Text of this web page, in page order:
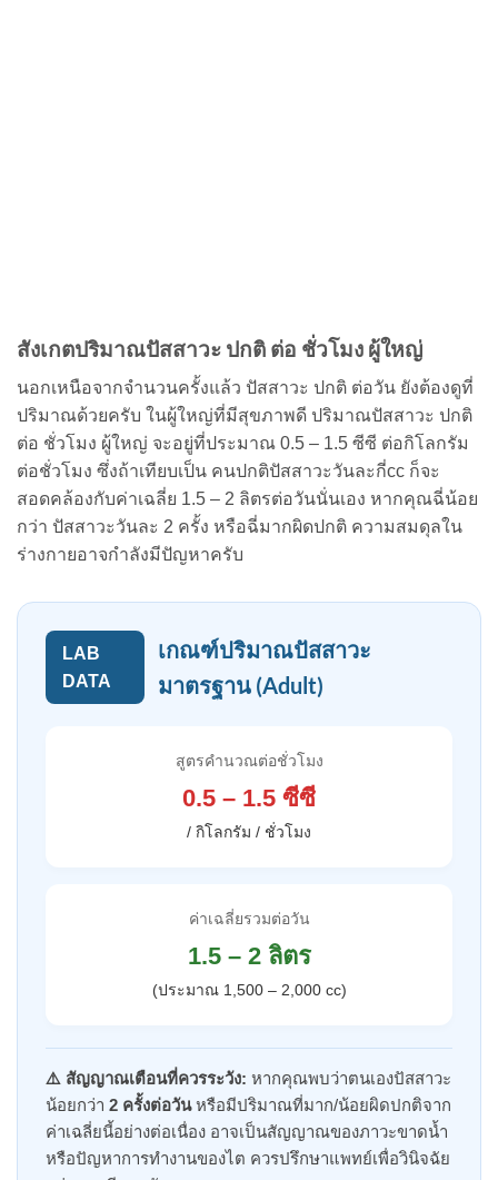
สังเกตปริมาณปัสสาวะ ปกติ ต่อ ชั่วโมง ผู้ใหญ่
นอกเหนือจากจำนวนครั้งแล้ว ปัสสาวะ ปกติ ต่อวัน ยังต้องดูที่
ปริมาณด้วยครับ ในผู้ใหญ่ที่มีสุขภาพดี ปริมาณปัสสาวะ ปกติ
ต่อ ชั่วโมง ผู้ใหญ่ จะอยู่ที่ประมาณ 0.5 – 1.5 ซีซี ต่อกิโลกรัม
ต่อชั่วโมง ซึ่งถ้าเทียบเป็น คนปกติปัสสาวะวันละกี่cc ก็จะ
สอดคล้องกับค่าเฉลี่ย 1.5 – 2 ลิตรต่อวันนั่นเอง หากคุณฉี่น้อย
กว่า ปัสสาวะวันละ 2 ครั้ง หรือฉี่มากผิดปกติ ความสมดุลใน
ร่างกายอาจกำลังมีปัญหาครับ
LAB
DATA
เกณฑ์ปริมาณปัสสาวะ
มาตรฐาน (Adult)
สูตรคำนวณต่อชั่วโมง
0.5 – 1.5 ซีซี
/ กิโลกรัม / ชั่วโมง
ค่าเฉลี่ยรวมต่อวัน
1.5 – 2 ลิตร
(ประมาณ 1,500 – 2,000 cc)
⚠️ สัญญาณเตือนที่ควรระวัง: หากคุณพบว่าตนเองปัสสาวะ
น้อยกว่า 2 ครั้งต่อวันหรือมีปริมาณที่มาก/น้อยผิดปกติจาก
ค่าเฉลี่ยนี้อย่างต่อเนื่อง อาจเป็นสัญญาณของภาวะขาดน้ำ
หรือปัญหาการทำงานของไต ควรปรึกษาแพทย์เพื่อวินิจฉัย